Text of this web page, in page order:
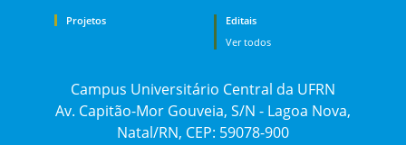
Projetos
Editais
Ver todos
Campus Universitário Central da UFRN
Av. Capitão-Mor Gouveia, S/N - Lagoa Nova,
Natal/RN, CEP: 59078-900